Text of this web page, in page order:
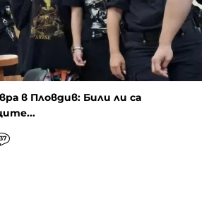
в Пловдив: Били ли са